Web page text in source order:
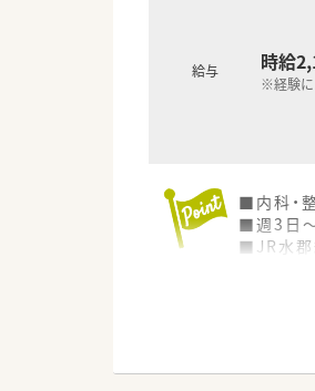
入社1年
新入社
修、学
給与 時給
※経験
■内科・
■週3日
■JR水郡
■地域
■店舗
■20年
■薬歴は
■独自シ